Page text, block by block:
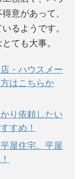
意があって、
るようです。
ても大事。
・ハウスメー
はこちらか
り依頼したい
すめ！
屋住宅。平屋